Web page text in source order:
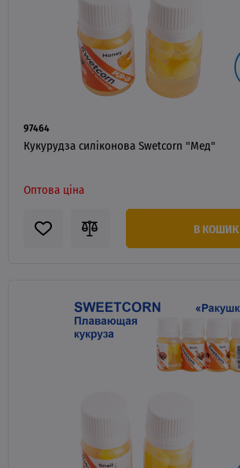
97464
Кукурудза силіконова Swetcorn "Мед"
Оптова ціна
В КОШИК